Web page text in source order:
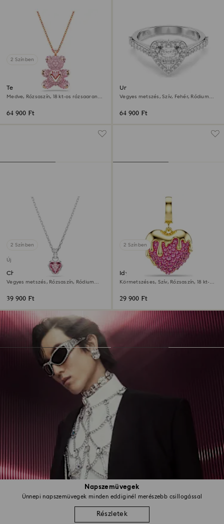
Napszemüvegek
Ünnepi napszemüvegek minden eddiginél merészebb csillogással
Részletek
2 Színben
Teddy medál
Medve, Rózsaszín, 18 kt-os rózsaarany
64 900 Ft
Una Angelic motívumos gyűrű
Vegyes metszés, Szív, Fehér, Ródium
64 900 Ft
2 Színben
Új
Chroma medál
Vegyes metszés, Rózsaszín, Ródium
39 900 Ft
2 Színben
Idyllia charm
Körmetszéses, Szív, Rózsaszín, 18 kt-os
29 900 Ft